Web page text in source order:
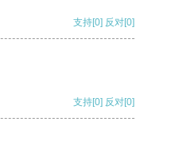
支持[0] 反对[0]
支持[0] 反对[0]